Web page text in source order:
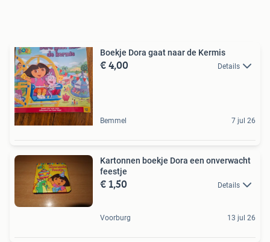
Boekje Dora gaat naar de Kermis
€ 4,00 Details
Bemmel 7 jul 26
Kartonnen boekje Dora een onverwacht
feestje
€ 1,50 Details
Voorburg 13 jul 26